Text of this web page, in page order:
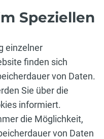
Speziellen
einzelner
finden sich
von Daten.
Sie über die
informiert.
die Möglichkeit,
von Daten